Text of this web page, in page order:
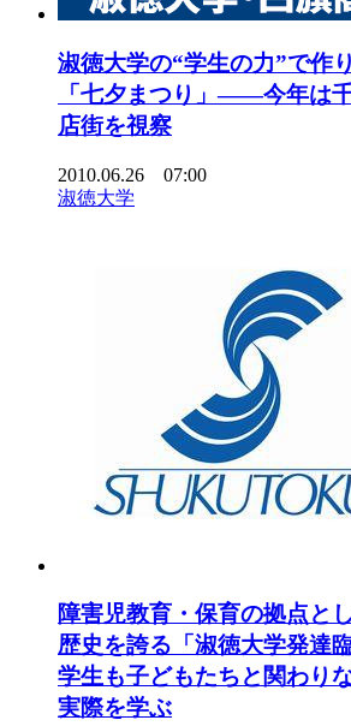
淑徳大学の“学生の力”で作
「七夕まつり」――今年は
店街を視察
2010.06.26 07:00
淑徳大学
障害児教育・保育の拠点と
歴史を誇る「淑徳大学発達
学生も子どもたちと関わり
実際を学ぶ